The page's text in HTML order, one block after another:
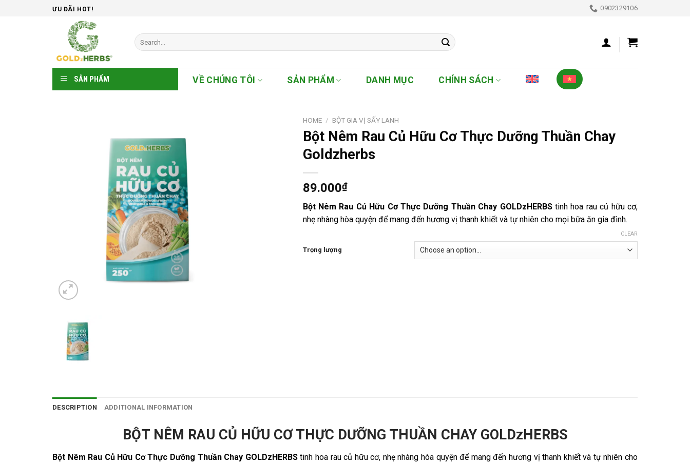
ƯU ĐÃI HOT! 0902329106
Search
for:
SẢN PHẨM VỀ CHÚNG TÔI SẢN PHẨM DANH MỤC CHÍNH SÁCH
HOME / BỘT GIA VỊ SẤY LANH
Bột Nêm Rau Củ Hữu Cơ Thực Dưỡng Thuần Chay
Goldzherbs
89.000₫
Bột Nêm Rau Củ Hữu Cơ Thực Dưỡng Thuần Chay GOLDzHERBStinh hoa rau củ hữu cơ,
nhẹ nhàng hòa quyện để mang đến hương vị thanh khiết và tự nhiên cho mọi bữa ăn gia đình.
Trọng lượng
CLEAR
DESCRIPTION ADDITIONAL INFORMATION
BỘT NÊM RAU CỦ HỮU CƠ THỰC DƯỠNG THUẦN CHAY GOLDzHERBS
Bột Nêm Rau Củ Hữu Cơ Thực Dưỡng Thuần Chay GOLDzHERBStinh hoa rau củ hữu cơ, nhẹ nhàng hòa quyện để mang đến hương vị thanh khiết và tự nhiên cho